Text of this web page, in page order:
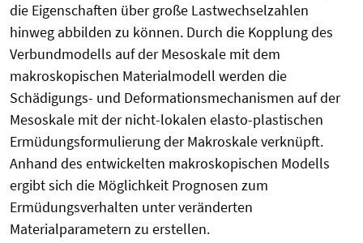
die Eigenschaften über große Lastwechselzahlen
hinweg abbilden zu können. Durch die Kopplung des
Verbundmodells auf der Mesoskale mit dem
makroskopischen Materialmodell werden die
Schädigungs- und Deformationsmechanismen auf der
Mesoskale mit der nicht-lokalen elasto-plastischen
Ermüdungsformulierung der Makroskale verknüpft.
Anhand des entwickelten makroskopischen Modells
ergibt sich die Möglichkeit Prognosen zum
Ermüdungsverhalten unter veränderten
Materialparametern zu erstellen.